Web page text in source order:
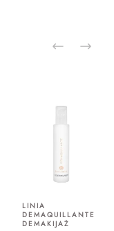
LINIA
DEMAQUILLANTE
DEMAKIJAŻ